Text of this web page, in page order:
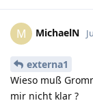
M MichaelN
externa1
Wieso muß
mir nicht klar ?